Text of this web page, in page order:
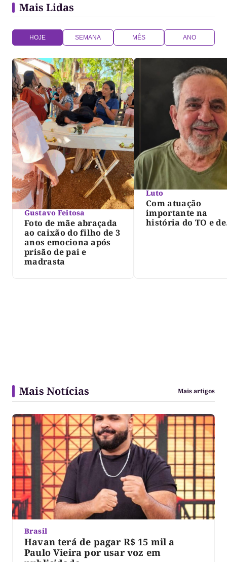
Mais Lidas
HOJE SEMANA MÊS ANO
Gustavo Feitosa
Foto de mãe abraçada
ao caixão do filho de 3
anos emociona após
prisão de pai e
madrasta
Luto
Com atuação
importante na
história do TO e de
Mais Notícias Mais artigos
Brasil
Havan terá de pagar R$ 15 mil a
Paulo Vieira por usar voz em